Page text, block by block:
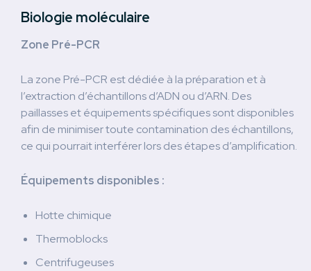
Biologie moléculaire
Zone Pré-PCR
La zone Pré-PCR est dédiée à la préparation et à
l’extraction d’échantillons d’ADN ou d’ARN. Des
paillasses et équipements spécifiques sont disponibles
afin de minimiser toute contamination des échantillons,
ce qui pourrait interférer lors des étapes d’amplification.
Équipements disponibles :
Hotte chimique
Thermoblocks
Centrifugeuses